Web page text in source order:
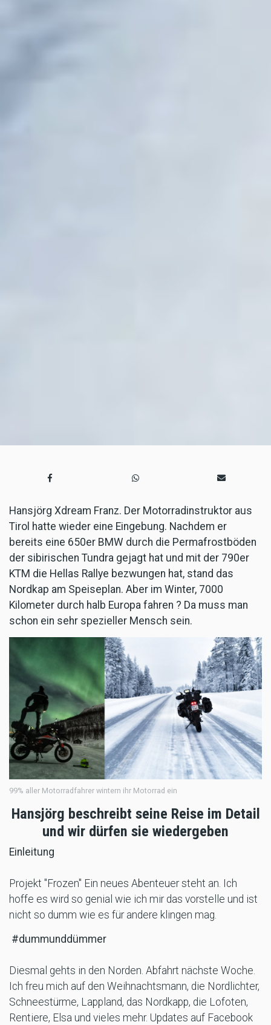
Hansjörg Xdream Franz. Der Motorradinstruktor aus
Tirol hatte wieder eine Eingebung. Nachdem er
bereits eine 650er BMW durch die Permafrostböden
der sibirischen Tundra gejagt hat und mit der 790er
KTM die Hellas Rallye bezwungen hat, stand das
Nordkap am Speiseplan. Aber im Winter, 7000
Kilometer durch halb Europa fahren ? Da muss man
schon ein sehr spezieller Mensch sein.
99% aller Motorradfahrer wintern ihr Motorrad ein
Hansjörg beschreibt seine Reise im Detail
und wir dürfen sie wiedergeben
Einleitung
Projekt "Frozen" Ein neues Abenteuer steht an. Ich
hoffe es wird so genial wie ich mir das vorstelle und ist
nicht so dumm wie es für andere klingen mag.
#dummunddümmer
Diesmal gehts in den Norden. Abfahrt nächste Woche.
Ich freu mich auf den Weihnachtsmann, die Nordlichter,
Schneestürme, Lappland, das Nordkapp, die Lofoten,
Rentiere, Elsa und vieles mehr. Updates auf Facebook